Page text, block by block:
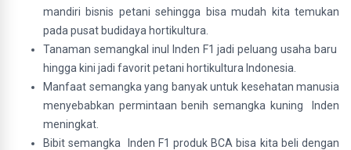
mandiri bisnis petani sehingga bisa mudah kita temukan
pada pusat budidaya hortikultura.
Tanaman semangkaI inul Inden F1 jadi peluang usaha baru
hingga kini jadi favorit petani hortikultura Indonesia.
Manfaat semangka yang banyak untuk kesehatan manusia
menyebabkan permintaan benih semangka kuning Inden
meningkat.
Bibit semangka Inden F1 produk BCA bisa kita beli dengan